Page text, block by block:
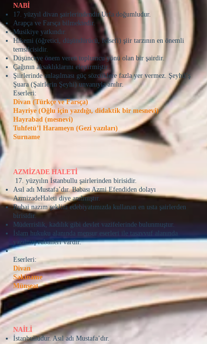
NABİ
17. yüzyıl divan şairlerindendir.Urfa doğumludur.
Arapça ve Farsça bilmektedir.
Musikiye yatkındır.
Hikemi (öğretici, düşündürücü, felsefi) şiir tarzının en önemli
temsilcisidir.
Düşünceye önem veren toplumcu yönü olan bir şairdir.
Çağının aksaklıklarını eleştirmiştir.
Şiirlerinde anlaşılması güç sözcüklere fazla yer vermez. Şeyhü’ş
Şuara (Şairlerin Şeyhi) unvanıyla anılır.
Eserleri:
Divan (Türkçe ve Farsça)
Hayriye (Oğlu için yazdığı, didaktik bir mesnevi)
Hayrabad (mesnevi)
Tuhfetü’l Harameyn (Gezi yazıları)
Surname
AZMİZADE HALETİ
17. yüzyılın İstanbullu şairlerinden birisidir.
Asıl adı Mustafa’dır. Babası Azmi Efendiden dolayı
AzmizadeHaleti diye anılmıştır.
Rubai nazım şeklini edebiyatımızda kullanan en usta şairlerden
birisidir.
Müderrislik, kadılık gibi devlet vazifelerinde bulunmuştur.
İslam hukuku alanında mensur eserleri ile tasavvuf alanında
yazılmış rubaileri vardır.
Eserleri:
Divan
Sakiname
Münşeat
NAİLİ
İstanbulludur. Asıl adı Mustafa’dır.